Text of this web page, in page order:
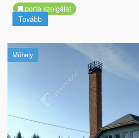
porta szolgálat
Tovább
Műhely